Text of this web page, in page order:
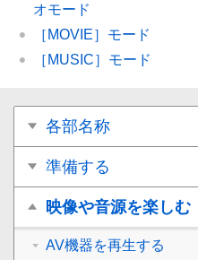
オモード
［ MOVIE］モード
［ MUSIC］モード
各部名称
準備する
映像や音源を楽しむ
AV機器を再生する